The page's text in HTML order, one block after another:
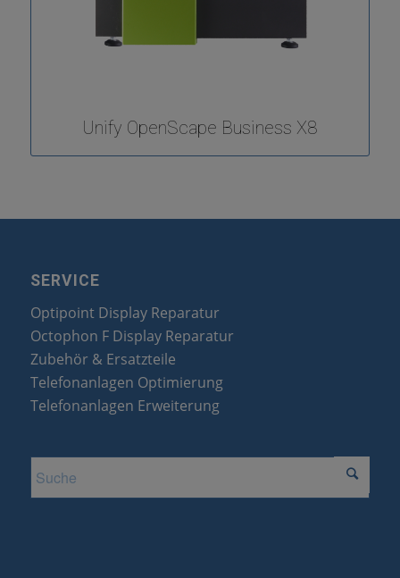
Unify OpenScape Business X8
SERVICE
Optipoint Display Reparatur
Octophon F Display Reparatur
Zubehör & Ersatzteile
Telefonanlagen Optimierung
Telefonanlagen Erweiterung